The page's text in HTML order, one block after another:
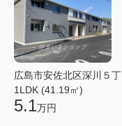
広島市安佐北区深川５丁
1LDK (41.19㎡)
5.1万円